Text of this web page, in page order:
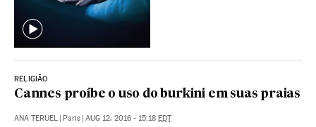
RELIGIÃO
Cannes proíbe o uso do burkini em suas praias
ANA TERUEL | Paris | AUG 12, 2016 - 15:18 EDT